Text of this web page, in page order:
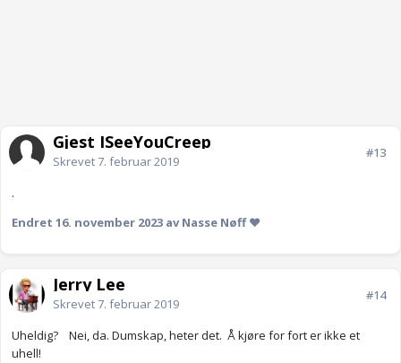
Gjest ISeeYouCreep
Skrevet7. februar 2019
#13
.
Endret 16. november 2023 av Nasse Nøff ❤
Jerry Lee
Skrevet7. februar 2019
#14
Uheldig? Nei, da. Dumskap, heter det. Å kjøre for fort er ikke et
uhell!